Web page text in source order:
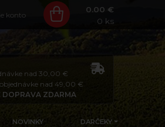
konto
0.00 €
0 ks
nad 30,00 €
nad 49,00 €
DOPRAVA ZDARMA
NOVINKY DARČEKY